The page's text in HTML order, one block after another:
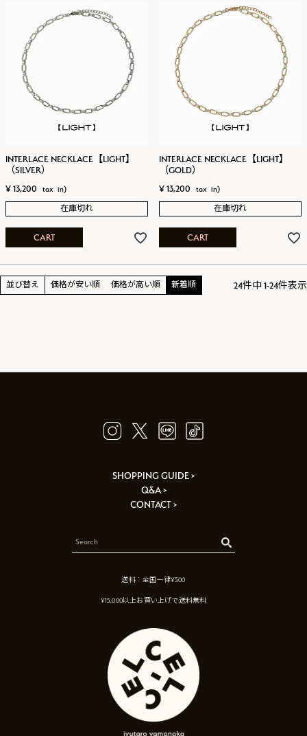
INTERLACE NECKLACE【LIGHT】
（SILVER）
¥ 13,200
在庫切れ
CART
INTERLACE NECKLACE【LIGHT】
（GOLD）
¥ 13,200
在庫切れ
CART
並び替え 価格が安い順 価格が高い順 新着順 24件中 1-24件表示
SHOPPING GUIDE >
Q&A >
CONTACT >
送料：全国一律¥500
¥15,000以上お買い上げで送料無料